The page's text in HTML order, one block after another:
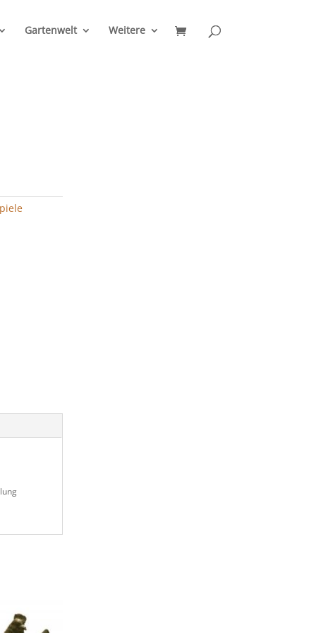
Gartenwelt Weitere